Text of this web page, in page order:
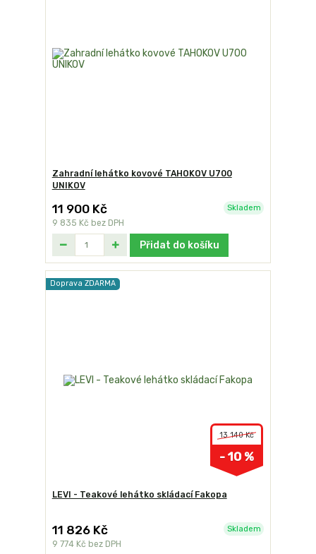
Zahradní lehátko kovové TAHOKOV U700
UNIKOV
11 900 Kč
9 835 Kč bez DPH
Skladem
Přidat do košíku
Doprava ZDARMA
13 140 Kč
- 10 %
LEVI - Teakové lehátko skládací Fakopa
11 826 Kč
9 774 Kč bez DPH
Skladem